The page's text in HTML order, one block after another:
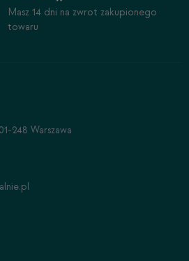
Masz 14 dni na zwrot zakupionego
towaru
248 Warszawa